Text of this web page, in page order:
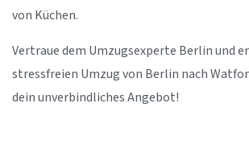
von Küchen.
Vertraue dem Umzugsexperte Berlin und
stressfreien Umzug von Berlin nach
dein unverbindliches Angebot!